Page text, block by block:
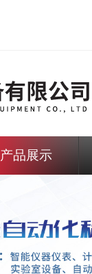
产品展示